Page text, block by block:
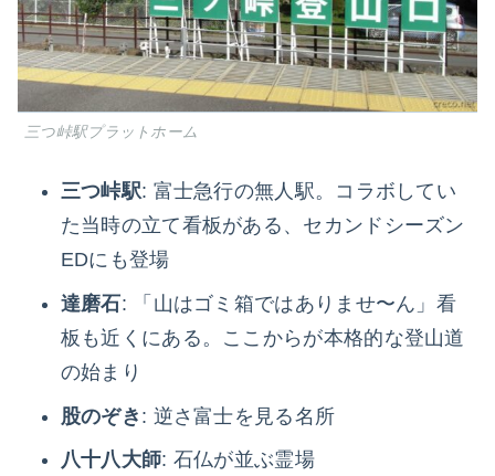
三つ峠駅プラットホーム
三つ峠駅: 富士急行の無人駅。コラボしてい
た当時の立て看板がある、セカンドシーズン
EDにも登場
達磨石: 「山はゴミ箱ではありませ〜ん」看
板も近くにある。ここからが本格的な登山道
の始まり
股のぞき : 逆さ富士を見る名所
八十八大師: 石仏が並ぶ霊場